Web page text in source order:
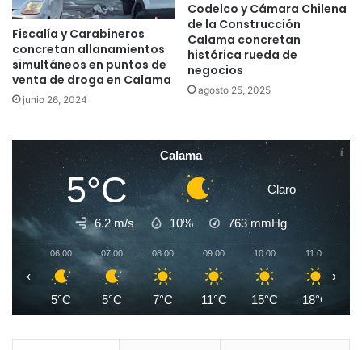
Fiscalía y Carabineros
concretan allanamientos
simultáneos en puntos de
venta de droga en Calama
junio 26, 2024
Codelco y Cámara Chilena
de la Construcción
Calama concretan
histórica rueda de
negocios
agosto 25, 2025
Calama
5°C Claro
6.2 m/s 10% 763 mmHg
06:00
5°C
07:00
5°C
08:00
7°C
09:00
11°C
10:00
15°C
11:00
18°C
‹ ›